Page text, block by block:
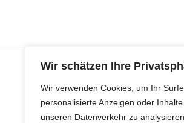
Wir schätzen Ihre
Wir verwenden Cookies, um Ihr
personalisierte Anzeigen oder
unseren Datenverkehr zu